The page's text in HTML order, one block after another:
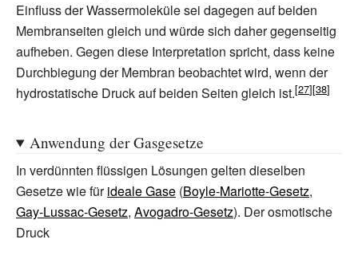
Einfluss der Wassermoleküle sei dagegen auf beiden
Membranseiten gleich und würde sich daher gegenseitig
aufheben. Gegen diese Interpretation spricht, dass keine
Durchbiegung der Membran beobachtet wird, wenn der
hydrostatische Druck auf beiden Seiten gleich ist.
Anwendung der Gasgesetze
In verdünnten flüssigen Lösungen gelten dieselben
Gesetze wie fürideale Gase (Boyle-Mariotte-Gesetz,
Gay-Lussac-Gesetz, Avogadro-Gesetz). Der osmotische
Druck